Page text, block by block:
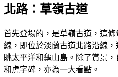
北路：草嶺古道
首先登場的，是草嶺古道，這
線，即位於淡蘭古道北路沿線
眺太平洋和龜山島。除了賞景
和虎字碑，亦為一大看點。